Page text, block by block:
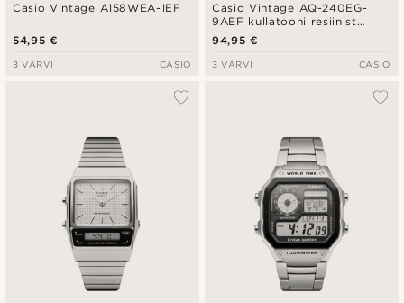
Casio Vintage A158WEA-1EF
54,95 €
3 VÄRVI CASIO
Casio Vintage AQ-240EG-
9AEF kullatooni resiinist
Ana‑Digi käekell
94,95 €
3 VÄRVI CASIO